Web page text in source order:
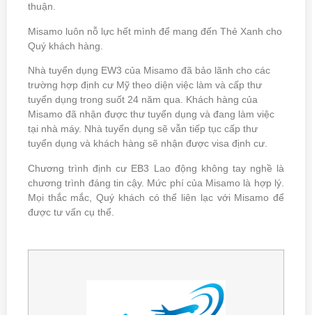
thuận.
Misamo luôn nỗ lực hết mình để mang đến Thẻ Xanh cho
Quý khách hàng.
Nhà tuyển dụng EW3 của Misamo đã bảo lãnh cho các
trường hợp định cư Mỹ theo diện việc làm và cấp thư
tuyển dụng trong suốt 24 năm qua. Khách hàng của
Misamo đã nhận được thư tuyển dụng và đang làm việc
tại nhà máy. Nhà tuyển dụng sẽ vẫn tiếp tục cấp thư
tuyển dụng và khách hàng sẽ nhận được visa định cư.
Chương trình định cư EB3 Lao động không tay nghề là
chương trình đáng tin cậy. Mức phí của Misamo là hợp lý.
Mọi thắc mắc, Quý khách có thể liên lạc với Misamo để
được tư vấn cụ thể.